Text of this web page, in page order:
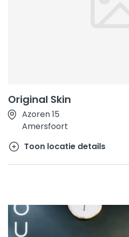
Original Skin
Azoren 15
Amersfoort
Toon locatie details